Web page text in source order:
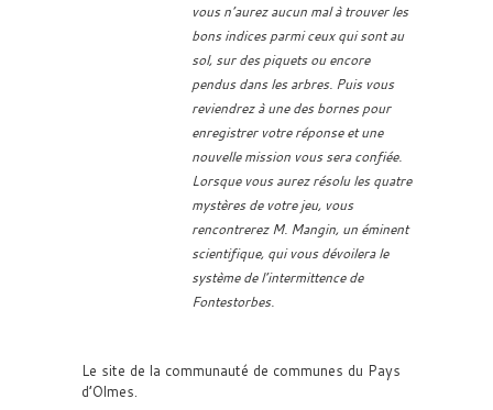
vous n’aurez aucun mal à trouver les
bons indices parmi ceux qui sont au
sol, sur des piquets ou encore
pendus dans les arbres. Puis vous
reviendrez à une des bornes pour
enregistrer votre réponse et une
nouvelle mission vous sera confiée.
Lorsque vous aurez résolu les quatre
mystères de votre jeu, vous
rencontrerez M. Mangin, un éminent
scientifique, qui vous dévoilera le
système de l’intermittence de
Fontestorbes.
Le site de la communauté de communes du Pays
d’Olmes.